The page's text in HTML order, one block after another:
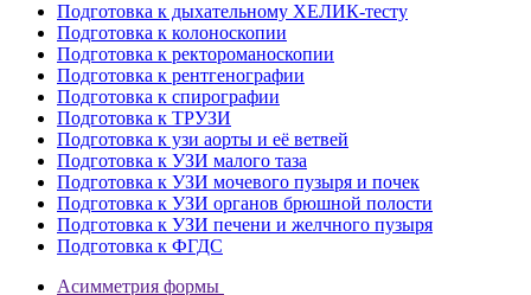
Подготовка к дыхательному ХЕЛИК-тесту
Подготовка к колоноскопии
Подготовка к ректороманоскопии
Подготовка к рентгенографии
Подготовка к спирографии
Подготовка к ТРУЗИ
Подготовка к узи аорты и её ветвей
Подготовка к УЗИ малого таза
Подготовка к УЗИ мочевого пузыря и почек
Подготовка к УЗИ органов брюшной полости
Подготовка к УЗИ печени и желчного пузыря
Подготовка к ФГДС
Асимметрия формы